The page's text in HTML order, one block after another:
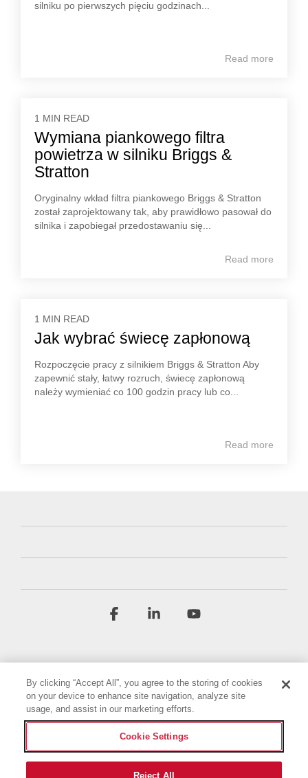
silniku po pierwszych pięciu godzinach...
Read more
1 MIN READ
Wymiana piankowego filtra
powietrza w silniku Briggs &
Stratton
Oryginalny wkład filtra piankowego Briggs & Stratton
został zaprojektowany tak, aby prawidłowo pasował do
silnika i zapobiegał przedostawaniu się...
Read more
1 MIN READ
Jak wybrać świecę zapłonową
Rozpoczęcie pracy z silnikiem Briggs & Stratton Aby
zapewnić stały, łatwy rozruch, świecę zapłonową
należy wymieniać co 100 godzin pracy lub co...
Read more
Regulamin
Polityka prywatności
Oświadczenie o dostępności
Nadruk
Ustawienia plików cookie
Facebook Linkedin
By clicking “Accept All”, you agree to the storing of cookies
on your device to enhance site navigation, analyze site
usage, and assist in our marketing efforts.
Cookie Settings
Reject All